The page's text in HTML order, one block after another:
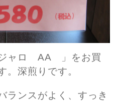
ジャロ AA 」をお買
。深煎りです。
ランスがよく、すっき